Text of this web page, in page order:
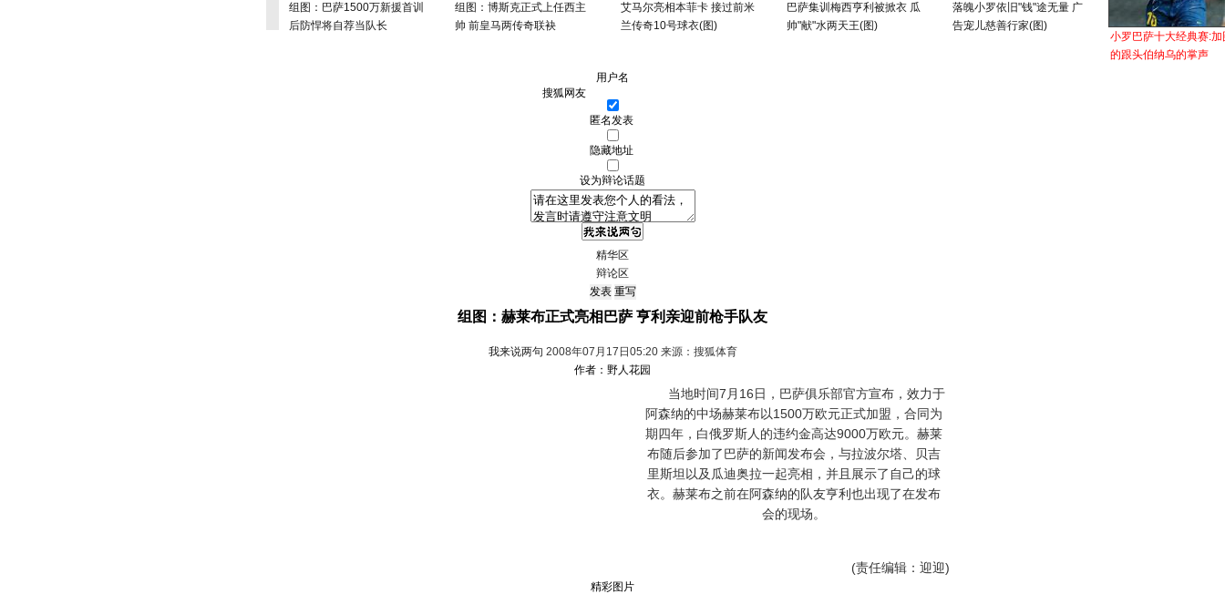
组图：巴萨1500万新援首训
后防悍将自荐当队长
组图：博斯克正式上任西主
帅 前皇马两传奇联袂
艾马尔亮相本菲卡 接过前米
兰传奇10号球衣(图)
巴萨集训梅西亨利被掀衣 瓜
帅"献"水两天王(图)
落魄小罗依旧"钱"途无量 广
告宠儿慈善行家(图)
小罗巴萨十大经典赛:加
的跟头伯纳乌的掌声
用户名
匿名发表
隐藏地址
设为辩论话题
精华区
辩论区
组图：赫莱布正式亮相巴萨 亨利亲迎前枪手队友
我来说两句 2008年07月17日05:20 来源：搜狐体育
作者：野人花园
当地时间7月16日，巴萨俱乐部官方宣布，效力于
阿森纳的中场赫莱布以1500万欧元正式加盟，合同为
期四年，白俄罗斯人的违约金高达9000万欧元。赫莱
布随后参加了巴萨的新闻发布会，与拉波尔塔、贝吉
里斯坦以及瓜迪奥拉一起亮相，并且展示了自己的球
衣。赫莱布之前在阿森纳的队友亨利也出现了在发布
会的现场。
(责任编辑：迎迎)
精彩图片